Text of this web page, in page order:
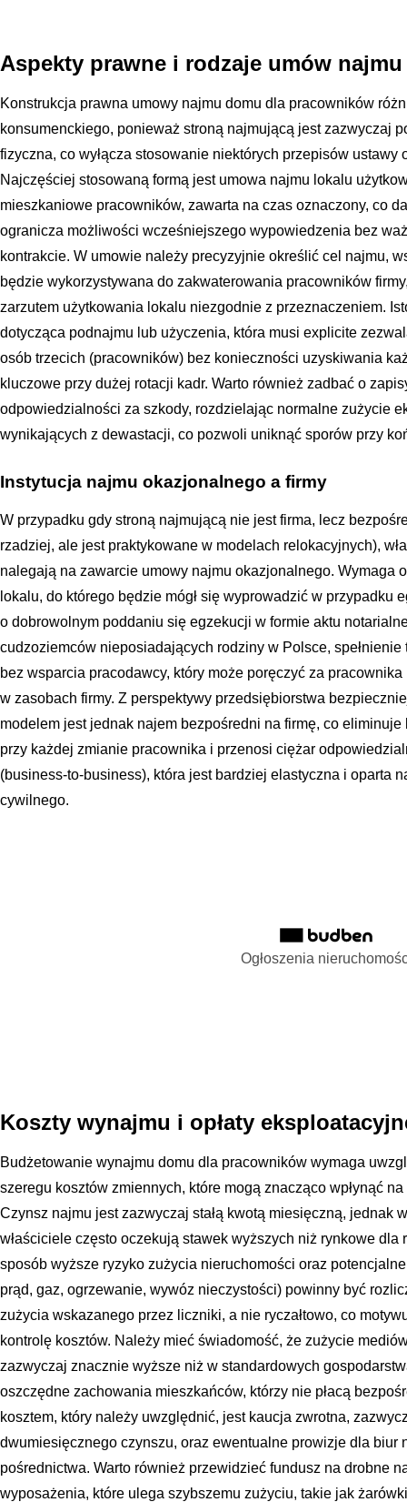
Aspekty prawne i rodzaje umów najmu
Konstrukcja prawna umowy najmu domu dla pracowników
konsumenckiego, ponieważ stroną najmującą jest zazwyczaj
fizyczna, co wyłącza stosowanie niektórych przepisów ustawy
Najczęściej stosowaną formą jest umowa najmu lokalu
mieszkaniowe pracowników, zawarta na czas oznaczony, co
ogranicza możliwości wcześniejszego wypowiedzenia bez
kontrakcie. W umowie należy precyzyjnie określić cel najmu,
będzie wykorzystywana do zakwaterowania pracowników
zarzutem użytkowania lokalu niezgodnie z przeznaczeniem.
dotycząca podnajmu lub użyczenia, która musi explicite
osób trzecich (pracowników) bez konieczności uzyskiwania
kluczowe przy dużej rotacji kadr. Warto również zadbać o
odpowiedzialności za szkody, rozdzielając normalne zużycie
wynikających z dewastacji, co pozwoli uniknąć sporów przy
Instytucja najmu okazjonalnego a firmy
W przypadku gdy stroną najmującą nie jest firma, lecz
rzadziej, ale jest praktykowane w modelach relokacyjnych),
nalegają na zawarcie umowy najmu okazjonalnego. Wymaga
lokalu, do którego będzie mógł się wyprowadzić w przypadku
o dobrowolnym poddaniu się egzekucji w formie aktu
cudzoziemców nieposiadających rodziny w Polsce,
bez wsparcia pracodawcy, który może poręczyć za
w zasobach firmy. Z perspektywy przedsiębiorstwa
modelem jest jednak najem bezpośredni na firmę, co
przy każdej zmianie pracownika i przenosi ciężar
(business-to-business), która jest bardziej elastyczna i oparta
cywilnego.
Ogłoszenia
Koszty wynajmu i opłaty
Budżetowanie wynajmu domu dla pracowników wymaga
szeregu kosztów zmiennych, które mogą znacząco wpłynąć
Czynsz najmu jest zazwyczaj stałą kwotą miesięczną, jednak
właściciele często oczekują stawek wyższych niż rynkowe
sposób wyższe ryzyko zużycia nieruchomości oraz
prąd, gaz, ogrzewanie, wywóz nieczystości) powinny być
zużycia wskazanego przez liczniki, a nie ryczałtowo, co
kontrolę kosztów. Należy mieć świadomość, że zużycie
zazwyczaj znacznie wyższe niż w standardowych
oszczędne zachowania mieszkańców, którzy nie płacą
kosztem, który należy uwzględnić, jest kaucja zwrotna,
dwumiesięcznego czynszu, oraz ewentualne prowizje dla biur
pośrednictwa. Warto również przewidzieć fundusz na drobne
wyposażenia, które ulega szybszemu zużyciu, takie jak